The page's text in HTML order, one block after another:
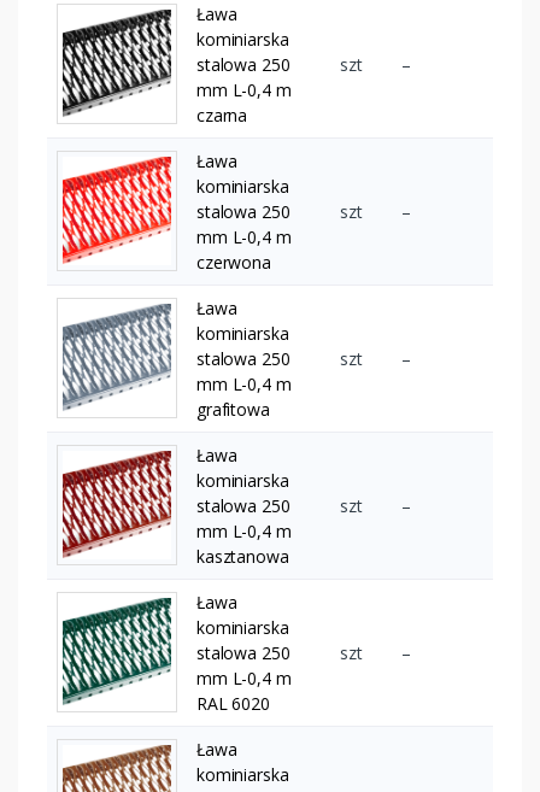
Ława
kominiarska
stalowa 250
mm L-0,4 m
czarna
szt –
Ława
kominiarska
stalowa 250
mm L-0,4 m
czerwona
szt –
Ława
kominiarska
stalowa 250
mm L-0,4 m
grafitowa
szt –
Ława
kominiarska
stalowa 250
mm L-0,4 m
kasztanowa
szt –
Ława
kominiarska
stalowa 250
mm L-0,4 m
RAL 6020
szt –
Ława
kominiarska